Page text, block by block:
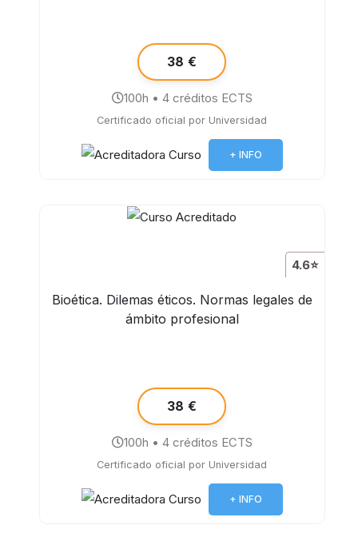
38 €
100h • 4 créditos ECTS
Certificado oficial por Universidad
+ INFO
4.6⭐
Bioética. Dilemas éticos. Normas legales de
ámbito profesional
38 €
100h • 4 créditos ECTS
Certificado oficial por Universidad
+ INFO